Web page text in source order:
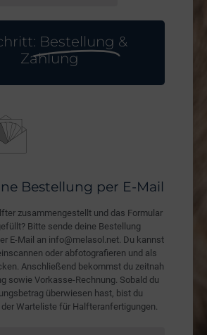
Bestellung &
Zahlung
Bestellung per E-Mail
zusammengestellt und das Formular
Bitte sende deine Bestellung
E-Mail an info@melasol.net. Du kannst
oder abfotografieren und als
Anschließend bekommst du zeitnah
sowie Vorkasse-Rechnung. Sobald du
überwiesen hast, bist du
Warteliste für Halfteranfertigungen.